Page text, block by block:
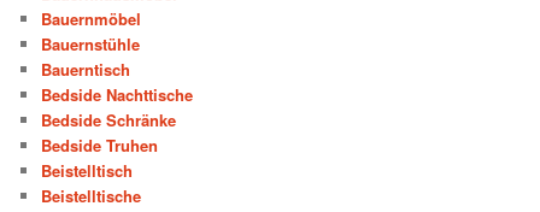
Bauernmöbel
Bauernstühle
Bauerntisch
Bedside Nachttische
Bedside Schränke
Bedside Truhen
Beistelltisch
Beistelltische